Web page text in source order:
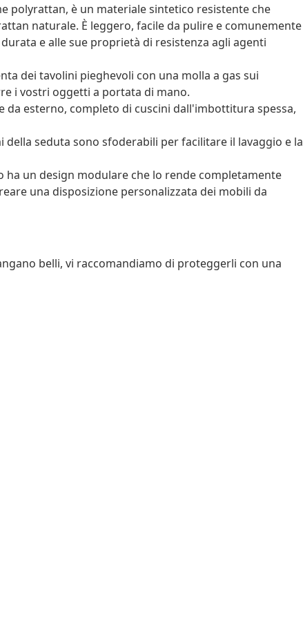
polyrattan, è un materiale sintetico resistente che
naturale. È leggero, facile da pulire e comunemente
e alle sue proprietà di resistenza agli agenti
dei tavolini pieghevoli con una molla a gas sui
i vostri oggetti a portata di mano.
da esterno, completo di cuscini dall'imbottitura spessa,
seduta sono sfoderabili per facilitare il lavaggio e la
un design modulare che lo rende completamente
una disposizione personalizzata dei mobili da
belli, vi raccomandiamo di proteggerli con una